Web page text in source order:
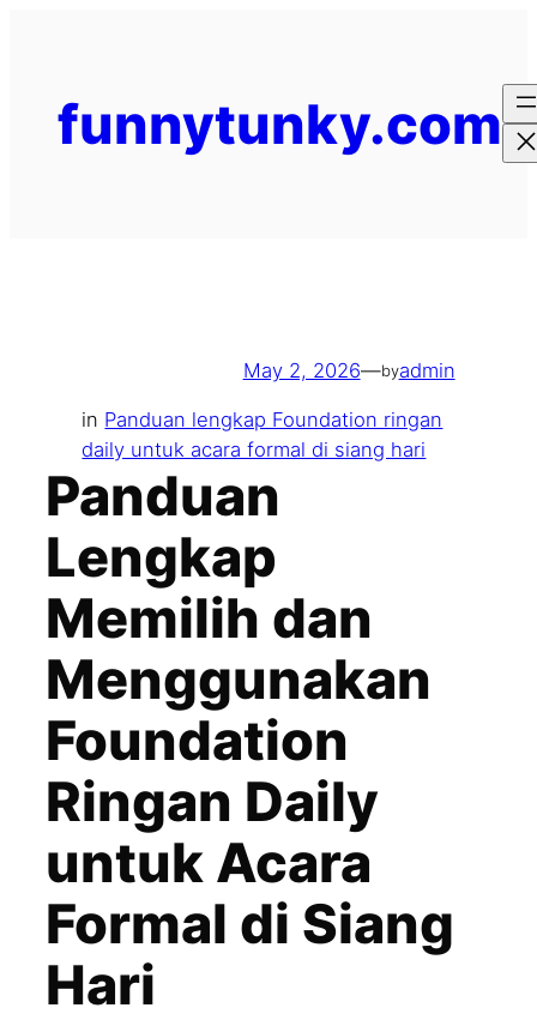
contentfunnytunky.com
May 2, 2026—byadmin
in Panduan lengkap Foundation ringan
daily untuk acara formal di siang hari
Panduan
Lengkap
Memilih dan
Menggunakan
Foundation
Ringan Daily
untuk Acara
Formal di Siang
Hari